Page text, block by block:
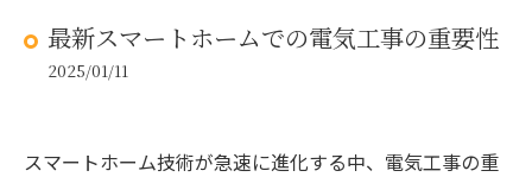
最新スマートホームでの電気工事の重要性
2025/01/11
スマートホーム技術が急速に進化する中、電気工事の重